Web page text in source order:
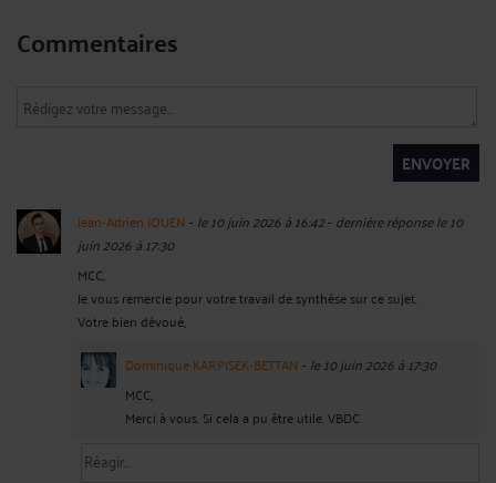
Commentaires
ENVOYER
Jean-Adrien JOUEN- le 10 juin 2026 à 16:42- dernière réponse le 10
juin 2026 à 17:30
MCC,
Je vous remercie pour votre travail de synthèse sur ce sujet.
Votre bien dévoué,
Dominique KARPISEK-BETTAN - le 10 juin 2026 à 17:30
MCC,
Merci à vous. Si cela a pu être utile. VBDC